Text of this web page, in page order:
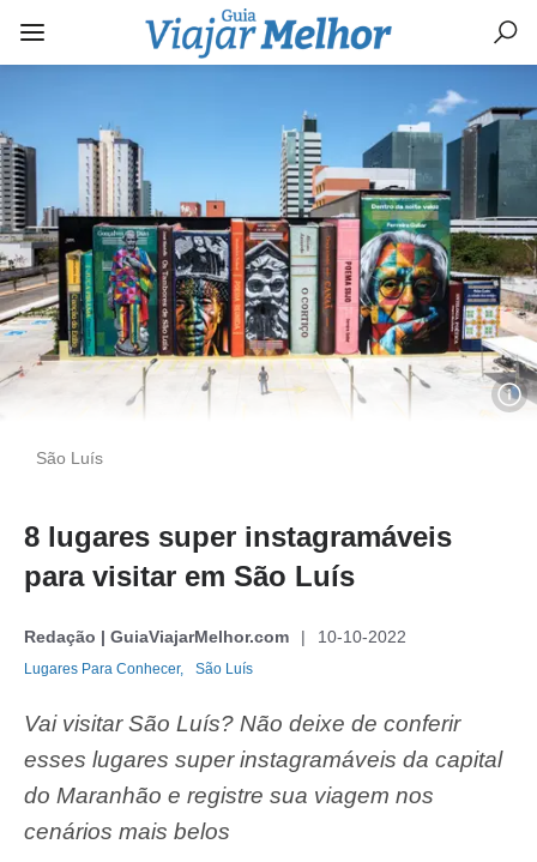
São Luís
8 lugares super instagramáveis
para visitar em São Luís
Redação | GuiaViajarMelhor.com 10-10-2022
Lugares Para Conhecer, São Luís
Vai visitar São Luís? Não deixe de conferir
esses lugares super instagramáveis da capital
do Maranhão e registre sua viagem nos
cenários mais belos